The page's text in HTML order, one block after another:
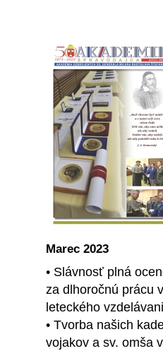
Marec 2023
• Slávnosť plná
za dlhoročnú prácu
leteckého
• Tvorba našich
vojakov a sv. omša